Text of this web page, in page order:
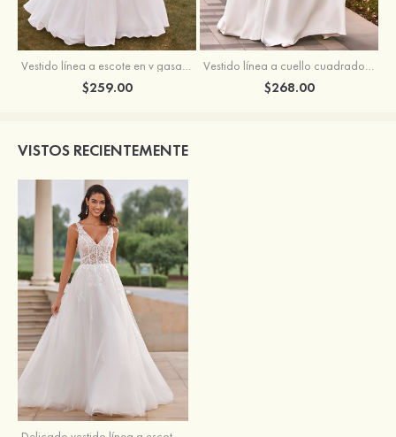
Vestido línea a escote en v gasa cola de barrido vestido de novia
$259.00
Vestido línea a cuello cuadrado crepé elástico cola de barrido vestido de novia
$268.00
VISTOS RECIENTEMENTE